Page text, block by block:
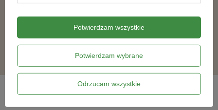
4,39 zł 49,49 zł
Bestsellery
Potwierdzam wybrane
Odrzucam wszystkie
Potwierdzam wszystkie